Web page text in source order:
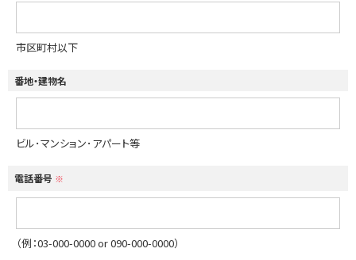
市区町村以下
番地・建物名
ビル･マンション･アパート等
電話番号 ※
（例：03-000-0000 or 090-000-0000）